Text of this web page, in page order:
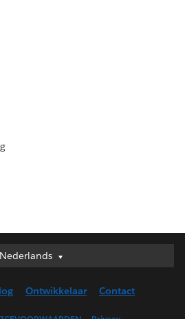
Nederlands
Nederlands
English (UK)
Ontwikkelaar Contact